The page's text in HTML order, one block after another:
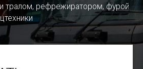
тралом, рефрежиратором, фурой